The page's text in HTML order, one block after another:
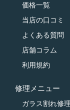
価格一覧
当店の口コミ
よくある質問
店舗コラム
利用規約
修理メニュー
ガラス割れ修理